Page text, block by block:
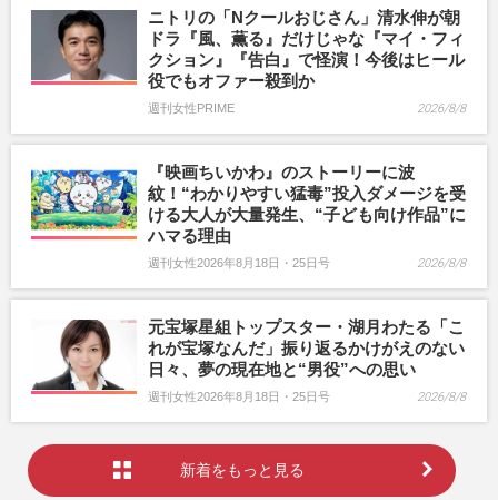
ニトリの「Nクールおじさん」清水伸が朝
ドラ『風、薫る』だけじゃな『マイ・フィ
クション』『告白』で怪演！今後はヒール
役でもオファー殺到か
週刊女性PRIME 2026/8/8
『映画ちいかわ』のストーリーに波
紋！“わかりやすい猛毒”投入ダメージを受
ける大人が大量発生、“子ども向け作品”に
ハマる理由
週刊女性2026年8月18日・25日号 2026/8/8
元宝塚星組トップスター・湖月わたる「こ
れが宝塚なんだ」振り返るかけがえのない
日々、夢の現在地と“男役”への思い
週刊女性2026年8月18日・25日号 2026/8/8
新着をもっと見る